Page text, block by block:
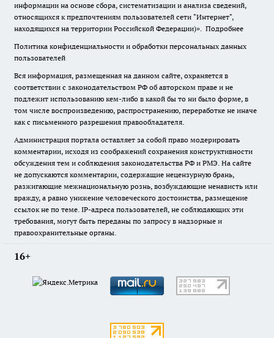
информации на основе сбора, систематизации и анализа сведений,
относящихся к предпочтениям пользователей сети "Интернет",
находящихся на территории Российской Федерации)». Подробнее
Политика конфиденциальности и обработки персональных данных
пользователей
Вся информация, размещенная на данном сайте, охраняется в
соответствии с законодательством РФ об авторском праве и не
подлежит использованию кем-либо в какой бы то ни было форме, в
том числе воспроизведению, распространению, переработке не иначе
как с письменного разрешения правообладателя.
Администрация портала оставляет за собой право модерировать
комментарии, исходя из соображений сохранения конструктивности
обсуждения тем и соблюдения законодательства РФ и РМЭ. На сайте
не допускаются комментарии, содержащие нецензурную брань,
разжигающие межнациональную рознь, возбуждающие ненависть или
вражду, а равно унижение человеческого достоинства, размещение
ссылок не по теме. IP-адреса пользователей, не соблюдающих эти
требования, могут быть переданы по запросу в надзорные и
правоохранительные органы.
16+